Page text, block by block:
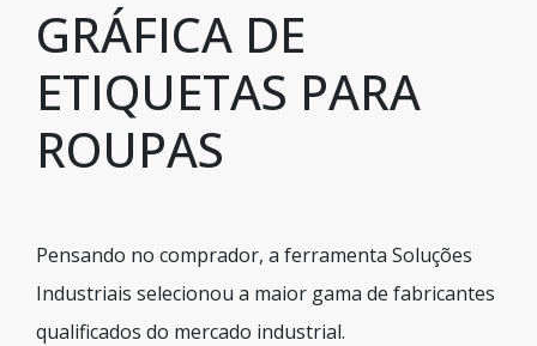
GRÁFICA DE
ETIQUETAS PARA
ROUPAS
Pensando no comprador, a ferramenta Soluções
Industriais selecionou a maior gama de fabricantes
qualificados do mercado industrial.